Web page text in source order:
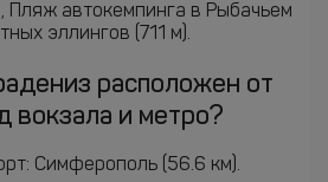
Пляж автокемпинга в Рыбачьем
эллингов (711 м).
расположен от
вокзала и метро?
Симферополь (56.6 км).